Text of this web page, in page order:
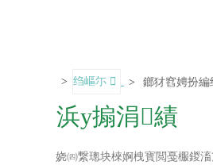
> 绉嶇尓 > 鎯犲窞娉扮編
浜у搧涓績
娆㈣繋璁块棶婀栧寳閲戞棴鍐